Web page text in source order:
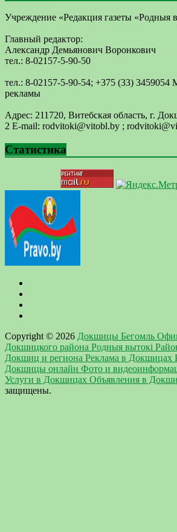
Учреждение «Редакция газеты «Родныя
Главный редактор:
Александр Демьянович Воронкович
тел.: 8-02157-5-90-50
тел.: 8-02157-5-90-54; +375 (33)
рекламы
Адрес: 211720, Витебская область, г.
2 E-mail: ​rodvitoki@​​vitobl​.by ;
Статистика
Copyright © 2026 Докшицы Бегомль
Докшицкого района Родныя вытокi
Докшиц и региона Реклама в Докшицах
Докшицы онлайн Фото и
Услуги в Докшицах Объявления в
защищены.